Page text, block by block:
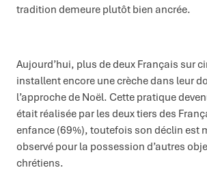
tradition demeure plutôt bien ancrée.
Aujourd’hui, plus de deux Français sur
installent encore une crèche dans leur
l’approche de Noël. Cette pratique
était réalisée par les deux tiers des
enfance (69%), toutefois son déclin est
observé pour la possession d’autres
chrétiens.